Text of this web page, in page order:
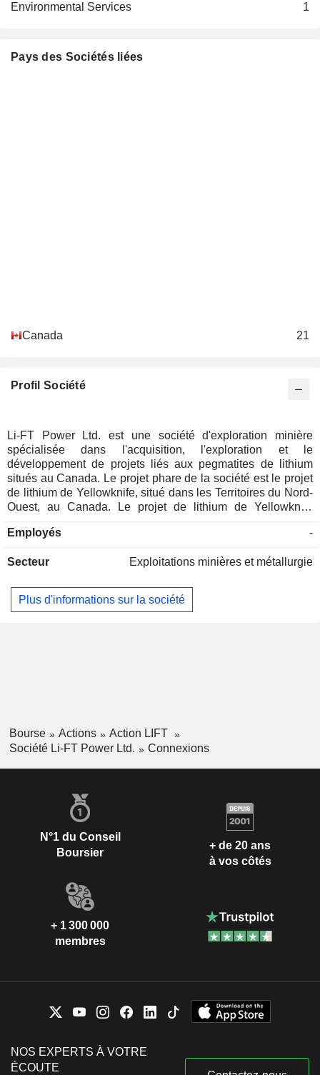
Environmental Services
1
Pays des Sociétés liées
Canada 21
Profil Société
Li-FT Power Ltd. est une société d'exploration minière
spécialisée dans l'acquisition, l'exploration et le
développement de projets liés aux pegmatites de lithium
situés au Canada. Le projet phare de la société est le projet
de lithium de Yellowknife, situé dans les Territoires du Nord-
Ouest, au Canada. Le projet de lithium de Yellowknife
majeure partie des pegmatites de lithium constituant la
également une participation de 100 % dans les projets de
Territoires du Nord-Ouest, au Canada. Elle détient
également trois propriétés d'exploration à un stade précoce
Employés -
Secteur Exploitations minières et métallurgie
Plus d'informations sur la société
Bourse Actions
Action LIFT
Société Li-FT Power Ltd.
Connexions
N°1 du Conseil
Boursier
+ de 20 ans
à vos côtés
+ 1 300 000
membres
NOS EXPERTS À VOTRE
ÉCOUTE